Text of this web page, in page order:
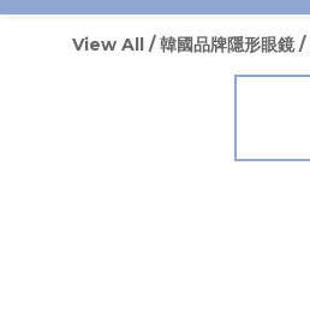
View All /韓國品牌隱形眼鏡 /